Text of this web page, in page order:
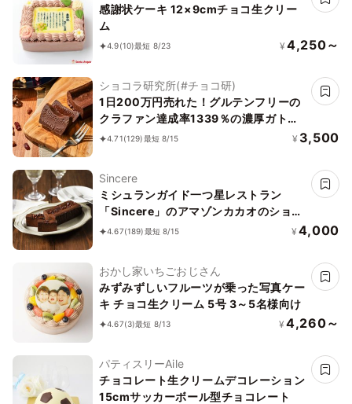
感謝状ケーキ 12×9cmチョコ生クリー
ム
4.9(10)最短 8/23 ¥ 4,250～
ショコラ研究所(#チョコ研)
1日200万円売れた！グルテンフリーの
クラファン達成率1339％の濃厚ガトー
ショコラ誕生日プレゼント
4.71(129)最短 8/15 ¥ 3,500
Sincere
ミシュランガイド一つ星レストラン
「Sincere」のアマゾンカカオのショコ
ラテリーヌ
4.67(189)最短 8/15 ¥ 4,000
おかし家いちごおじさん
みずみずしいフルーツが乗った写真ケー
キ チョコ生クリーム 5号 3～5名様向け
4.67(3)最短 8/13 ¥ 4,260～
パティスリーAile
チョコレート生クリームデコレーション
15cmサッカーボール型チョコレート